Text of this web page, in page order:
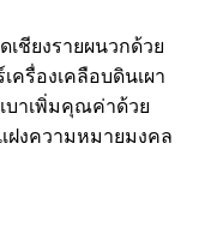
เชียงรายผนวกด้วย
รื่องเคลือบดินเผา
บาเพิ่มคุณค่าด้วย
งความหมายมงคล